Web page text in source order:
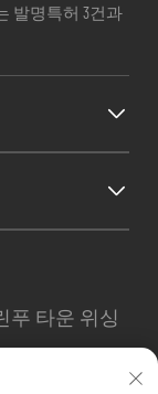
발명특허 3건과
푸 타운 위싱